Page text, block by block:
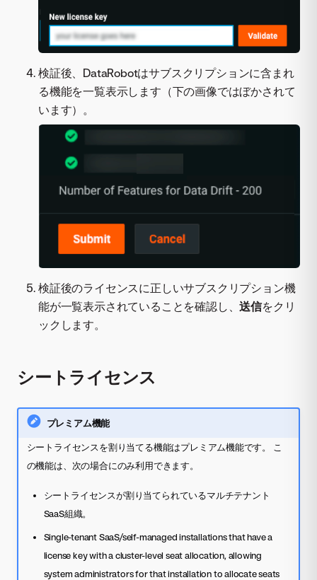
検証後、DataRobotはサブスクリプションに含まれ
る機能を一覧表示します（下の画像ではぼかされて
います）。
検証後のライセンスに正しいサブスクリプション機
能が一覧表示されていることを確認し、送信をクリ
ックします。
シートライセンス
プレミアム機能
シートライセンスを割り当てる機能はプレミアム機能です。 こ
の機能は、次の場合にのみ利用できます。
シートライセンスが割り当てられているマルチテナント
SaaS組織。
Single-tenant SaaS/self-managed installations that have a
license key with a cluster-level seat allocation, allowing
system administrators for that installation to allocate seats